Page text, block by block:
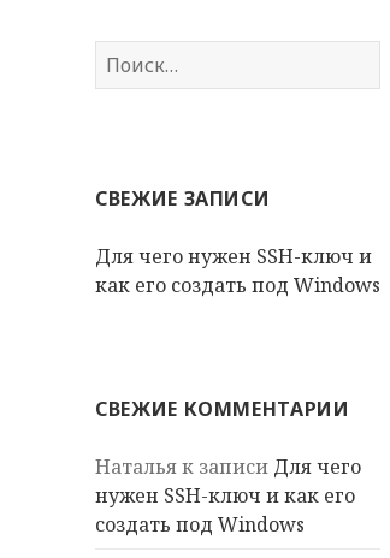
Найти:
СВЕЖИЕ ЗАПИСИ
Для чего нужен SSH-ключ и
как его создать под Windows
СВЕЖИЕ КОММЕНТАРИИ
Натальяк записи Для чего
нужен SSH-ключ и как его
создать под Windows